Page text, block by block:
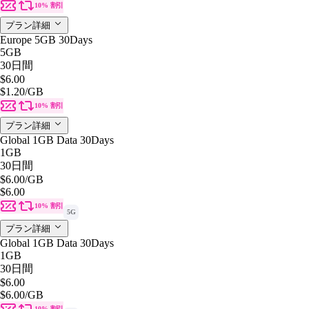
10% 割引
プラン詳細
Europe 5GB 30Days
5GB
30日間
$6.00
$1.20/GB
10% 割引
プラン詳細
Global 1GB Data 30Days
1GB
30日間
$6.00/GB
$6.00
10% 割引
5G
プラン詳細
Global 1GB Data 30Days
1GB
30日間
$6.00
$6.00/GB